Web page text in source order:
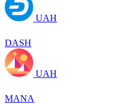
UAH
DASH
UAH
MANA